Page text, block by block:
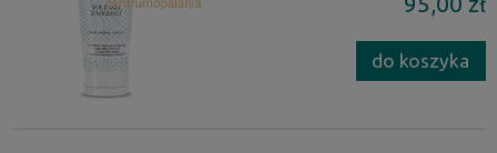
do koszyka